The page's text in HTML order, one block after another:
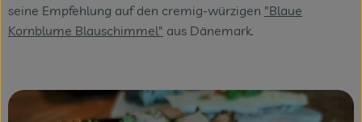
seine Empfehlung auf den cremig-würzigen "Blaue
Kornblume Blauschimmel" aus Dänemark.